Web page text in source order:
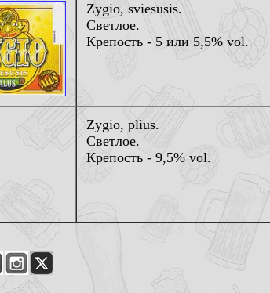
Zygio, sviesusis.
Светлое.
Крепость - 5 или 5,5% vol.
Zygio, plius.
Светлое.
Крепость - 9,5% vol.